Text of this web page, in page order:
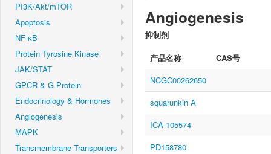
PI3K/Akt/mTOR
Apoptosis
NF-κB
Protein Tyrosine Kinase
JAK/STAT
GPCR & G Protein
Endocrinology & Hormones
Angiogenesis
MAPK
Transmembrane Transporters
Angiogenesis
抑制剂
产品名称
CAS号
NCGC00262650
squarunkin A
ICA-105574
PD158780